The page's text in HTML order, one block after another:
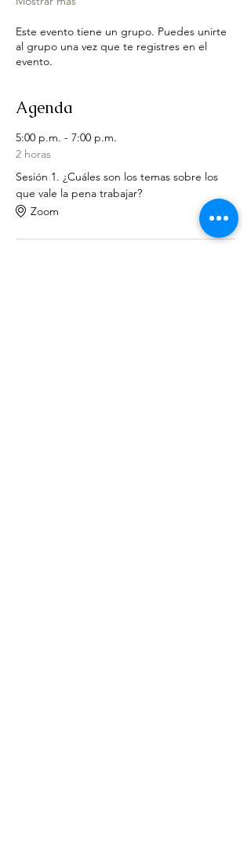
Este evento tiene un grupo. Puedes unirte
al grupo una vez que te registres en el
evento.
Agenda
5:00 p.m. - 7:00 p.m.
2 horas
Sesión 1. ¿Cuáles son los temas sobre los
que vale la pena trabajar?
Zoom